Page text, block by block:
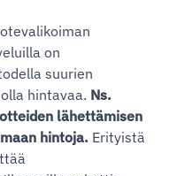
on
suurien
hintavaa. Ns.
lähettämisen
hintoja. Erityistä